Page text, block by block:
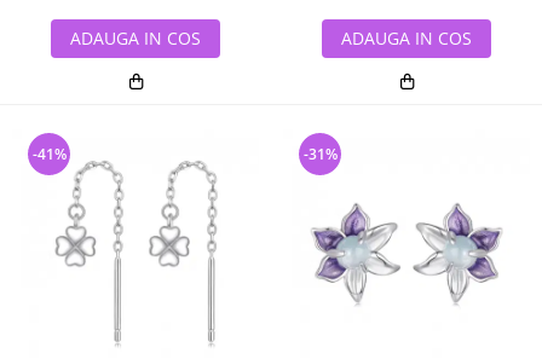
ADAUGA IN COS ADAUGA IN COS
-41% -31%